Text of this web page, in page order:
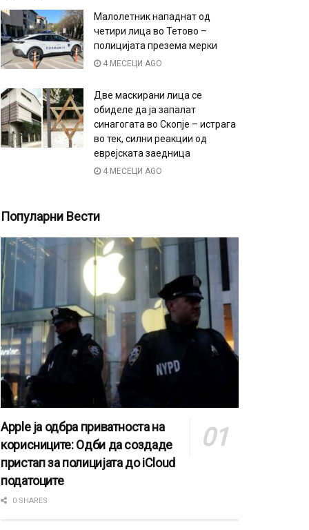
Малолетник нападнат од
четири лица во Тетово –
полицијата презема мерки
4 МЕСЕЦИ AGO
Две маскирани лица се
обиделе да ја запалат
синагогата во Скопје – истрага
во тек, силни реакции од
еврејската заедница
4 МЕСЕЦИ AGO
Популарни Вести
Apple ја одбра приватноста на
корисниците: Одби да создаде
пристап за полицијата до iCloud
податоците
0 SHARES